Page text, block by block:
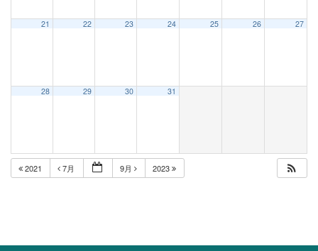
21 22 23 24 25 26 27
28 29 30 31
2021 7月 9月 2023